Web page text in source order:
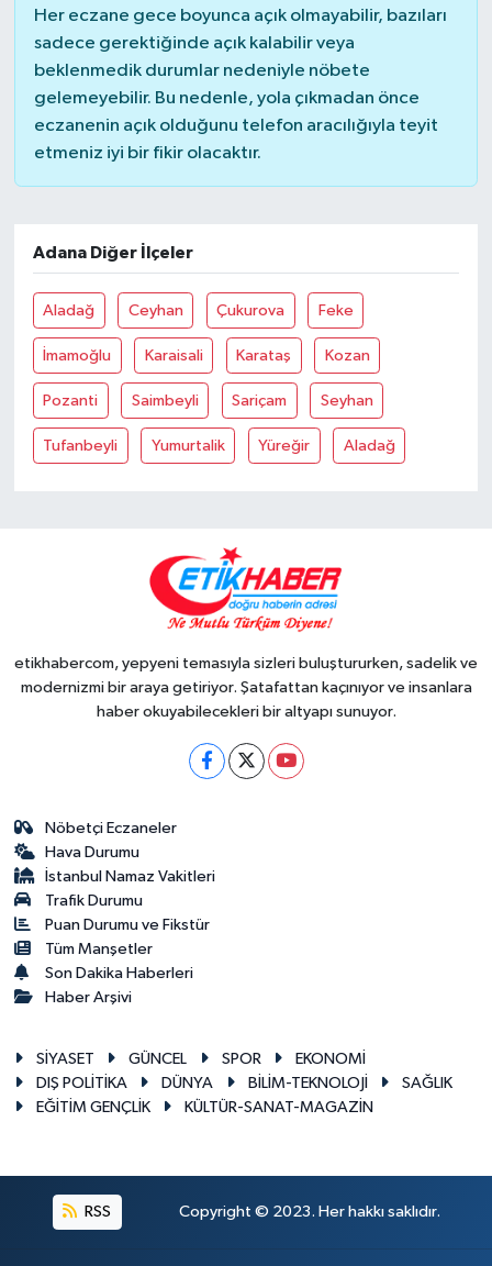
Her eczane gece boyunca açık olmayabilir, bazıları
sadece gerektiğinde açık kalabilir veya
beklenmedik durumlar nedeniyle nöbete
gelemeyebilir. Bu nedenle, yola çıkmadan önce
eczanenin açık olduğunu telefon aracılığıyla teyit
etmeniz iyi bir fikir olacaktır.
Adana Diğer İlçeler
Aladağ Ceyhan Çukurova Feke
İmamoğlu Karaisali Karataş Kozan
Pozanti Saimbeyli Sariçam Seyhan
Tufanbeyli Yumurtalik Yüreğir Aladağ
etikhabercom, yepyeni temasıyla sizleri buluştururken, sadelik ve
modernizmi bir araya getiriyor. Şatafattan kaçınıyor ve insanlara
haber okuyabilecekleri bir altyapı sunuyor.
Nöbetçi Eczaneler
Hava Durumu
İstanbul Namaz Vakitleri
Trafik Durumu
Puan Durumu ve Fikstür
Tüm Manşetler
Son Dakika Haberleri
Haber Arşivi
SİYASET GÜNCEL SPOR
EKONOMİ
DIŞ POLİTİKA
DÜNYA BİLİM-TEKNOLOJİ
SAĞLIK
EĞİTİM GENÇLİK
KÜLTÜR-SANAT-MAGAZİN
RSS Copyright © 2023. Her hakkı saklıdır.